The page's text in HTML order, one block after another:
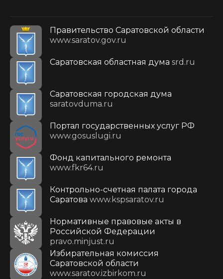
Правительство Саратовской области
www.saratov.gov.ru
Саратовская областная дума srd.ru
Саратовская городская дума
saratovduma.ru
Портал государственных услуг РФ
www.gosuslugi.ru
Фонд капитального ремонта
www.fkr64.ru
Контрольно-счетная палата города
Саратова www.kspsaratov.ru
Нормативные правовые акты в
Российской Федерации
pravo.minjust.ru
Избирательная комиссия
Саратовской области
www.saratov.izbirkom.ru